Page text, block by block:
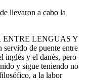
llevaron a cabo la
ENTRE LENGUAS Y
servido de puente entre
inglés y el danés, pero
y sigue teniendo no
a la labor